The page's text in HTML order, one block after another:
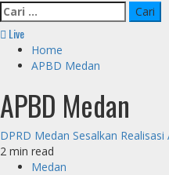
Cari
untuk:
Live
Home
APBD Medan
APBD Medan
DPRD Medan Sesalkan
2 min read
Medan